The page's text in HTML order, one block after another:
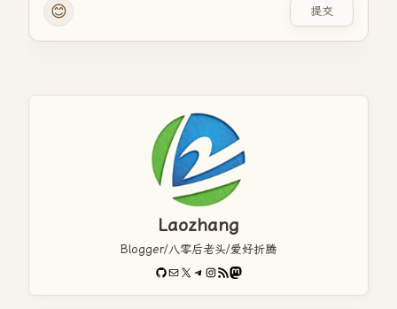
😊 提交
Laozhang
Blogger/八零后老头/爱好折腾
GitHub
电子邮件X Telegram
Instagram
RSS FeedMastodon